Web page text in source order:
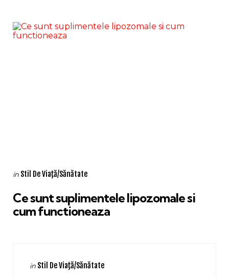
Categories
Posted
in Stil De Viaţă/Sănătate
Ce sunt suplimentele lipozomale si
cum functioneaza
Categories
Posted
in Stil De Viaţă/Sănătate